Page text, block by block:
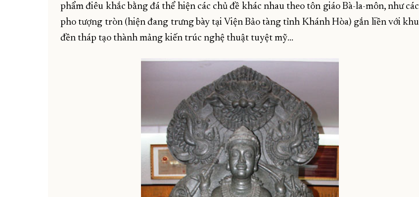
phẩm điêu khắc bằng đá thể hiện các chủ đề khác nhau theo tôn giáo Bà-la-môn, như các
pho tượng tròn (hiện đang trưng bày tại Viện Bảo tàng tỉnh Khánh Hòa) gắn liền với khu
đền tháp tạo thành mảng kiến trúc nghệ thuật tuyệt mỹ...